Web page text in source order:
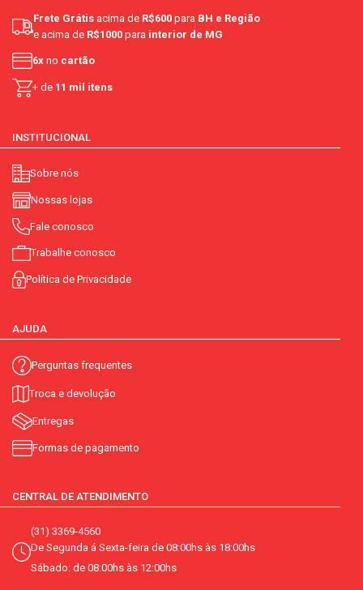
Frete Grátis acima de R$600 para BH e Região
e acima de R$1000 para interior de MG
6x no cartão
+ de 11 mil itens
INSTITUCIONAL
Sobre nós
Nossas lojas
Fale conosco
Trabalhe conosco
Política de Privacidade
AJUDA
Perguntas frequentes
Troca e devolução
Entregas
Formas de pagamento
CENTRAL DE ATENDIMENTO
(31) 3369-4560
De Segunda á Sexta-feira de 08:00hs às 18:00hs
Sábado: de 08:00hs às 12:00hs